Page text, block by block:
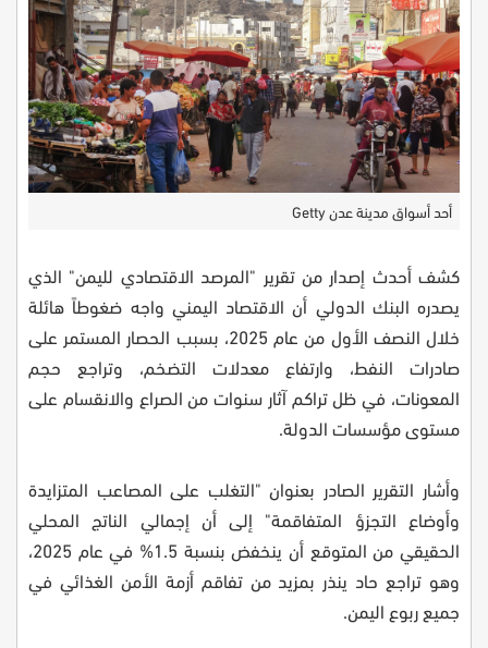
أحد أسواق مدينة عدن Getty
كشف أحدث إصدار من تقرير "المرصد الاقتصادي لليمن" الذي
يصدره البنك الدولي أن الاقتصاد اليمني واجه ضغوطاً هائلة
خلال النصف الأول من عام 2025، بسبب الحصار المستمر على
صادرات النفط، وارتفاع معدلات التضخم، وتراجع حجم
المعونات، في ظل تراكم آثار سنوات من الصراع والانقسام على
مستوى مؤسسات الدولة.
وأشار التقرير الصادر بعنوان "التغلب على المصاعب المتزايدة
وأوضاع التجزؤ المتفاقمة" إلى أن إجمالي الناتج المحلي
الحقيقي من المتوقع أن ينخفض بنسبة 1.5% في عام 2025،
وهو تراجع حاد ينذر بمزيد من تفاقم أزمة الأمن الغذائي في
جميع ربوع اليمن.